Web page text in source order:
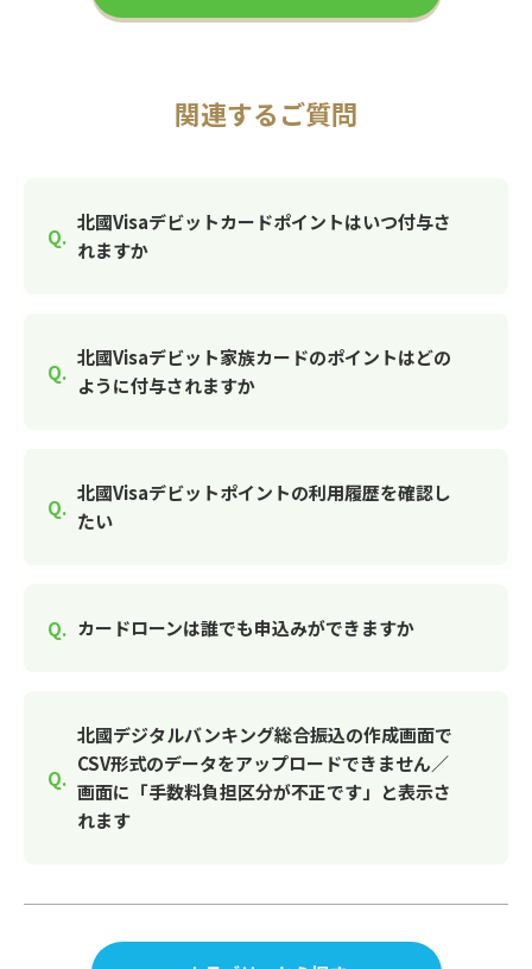
関連するご質問
北國Visaデビットカードポイントはいつ付与さ
れますか
北國Visaデビット家族カードのポイントはどの
ように付与されますか
北國Visaデビットポイントの利用履歴を確認し
たい
カードローンは誰でも申込みができますか
北國デジタルバンキング総合振込の作成画面で
CSV形式のデータをアップロードできません／
画面に「手数料負担区分が不正です」と表示さ
れます